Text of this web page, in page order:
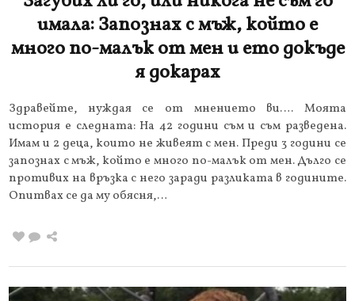
имала: Запознах с мъж, който е
много по-малък от мен и ето докъде
я докарах
Здравейте, нуждая се от мнението ви…. Моята
история е следната: На 42 години съм и съм разведена.
Имам и 2 деца, които не живеят с мен. Преди 3 години се
запознах с мъж, който е много по-малък от мен. Дълго се
противих на връзка с него заради разликата в годините.
Опитвах се да му обясня,…